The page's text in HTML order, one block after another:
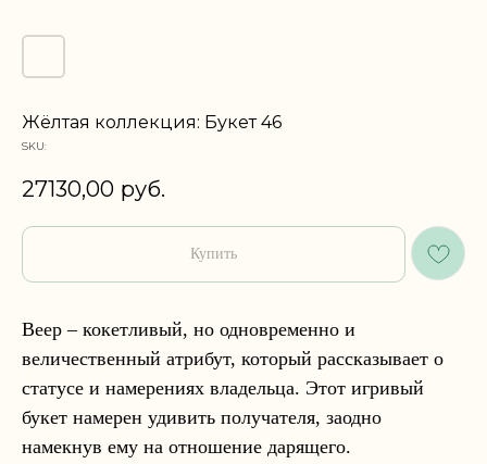
Жёлтая коллекция: Букет 46
SKU:
27130,00 руб.
Купить
Веер – кокетливый, но одновременно и
величественный атрибут, который рассказывает о
статусе и намерениях владельца. Этот игривый
букет намерен удивить получателя, заодно
намекнув ему на отношение дарящего.